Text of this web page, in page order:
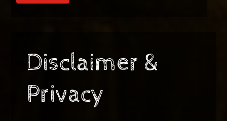
Disclaimer &
Privacy